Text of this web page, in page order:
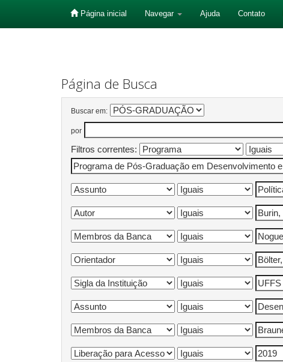
Página inicial Navegar Ajuda Contato
Página de Busca
Buscar em:
por
Filtros correntes: